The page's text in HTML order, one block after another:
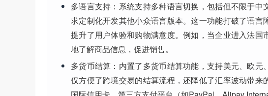
多语言支持 ：系统支持多种语言切换，包括但不限于
求定制化开发其他小众语言版本。这一功能打破了语
提升了用户体验和购物满意度。例如，当企业进入法
地了解商品信息，促进销售。
多货币结算 ：内置了多货币结算功能，支持美元、欧
仅方便了跨境交易的结算流程，还降低了汇率波动带